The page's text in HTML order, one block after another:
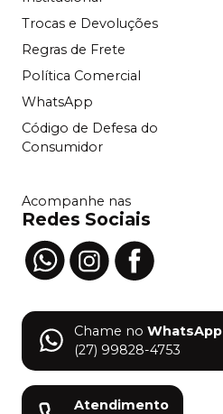
Trocas e Devoluções
Regras de Frete
Política Comercial
WhatsApp
Código de Defesa do
Consumidor
Acompanhe nas
Redes Sociais
Chame no WhatsApp
(27) 99828-4753
Atendimento